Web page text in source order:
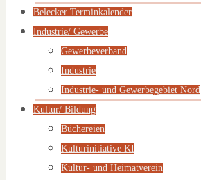
Belecker Terminkalender
Industrie/ Gewerbe
Gewerbeverband
Industrie
Industrie- und Gewerbegebiet Nord
Kultur/ Bildung
Büchereien
Kulturinitiative KI
Kultur- und Heimatverein